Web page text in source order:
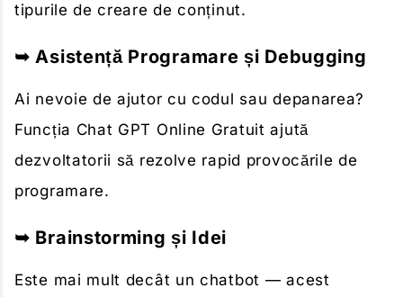
tipurile de creare de conținut.
➥ Asistență Programare și Debugging
Ai nevoie de ajutor cu codul sau depanarea?
Funcția Chat GPT Online Gratuit ajută
dezvoltatorii să rezolve rapid provocările de
programare.
➥ Brainstorming și Idei
Este mai mult decât un chatbot — acest